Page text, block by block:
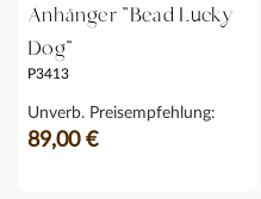
Anhänger "Bead Lucky
Dog"
P3413
Unverb. Preisempfehlung:
89,00 €